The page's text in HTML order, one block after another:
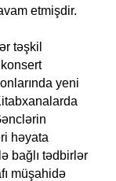
etmişdir.
təşkil
yeni
həyata
bağlı tədbirlər
müşahidə